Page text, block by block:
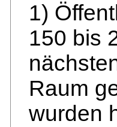
1)
150 bis
Raum
wurden